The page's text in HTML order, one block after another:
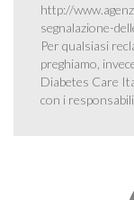
http://
segnalazione-
Per qualsiasi
preghiamo,
Diabetes Care
con i